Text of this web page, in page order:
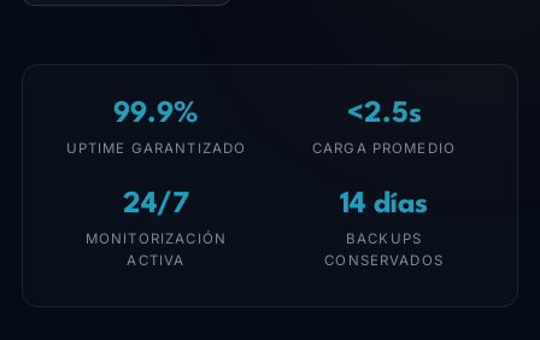
99.9%
UPTIME GARANTIZADO
<2.5s
CARGA PROMEDIO
24/7
MONITORIZACIÓN
ACTIVA
14 días
BACKUPS
CONSERVADOS